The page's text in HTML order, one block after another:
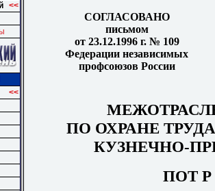
<<
<<
СОГЛАСОВАНО
письмом
от 23.12.1996 г. № 109
Федерации независимых
профсоюзов России
ПО ОХРАНЕ
КУЗНЕЧНО-
ПОТ Р